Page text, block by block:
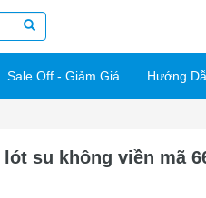
Sale Off - Giảm Giá Hướng
su không viền mã